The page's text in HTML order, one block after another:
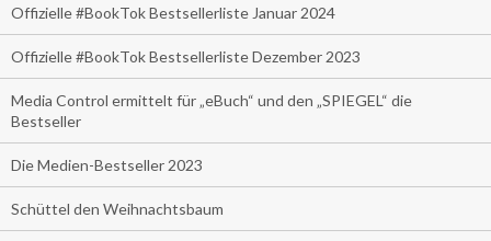
Offizielle #BookTok Bestsellerliste Januar 2024
Offizielle #BookTok Bestsellerliste Dezember 2023
Media Control ermittelt für „eBuch“ und den „SPIEGEL“ die
Bestseller
Die Medien-Bestseller 2023
Schüttel den Weihnachtsbaum